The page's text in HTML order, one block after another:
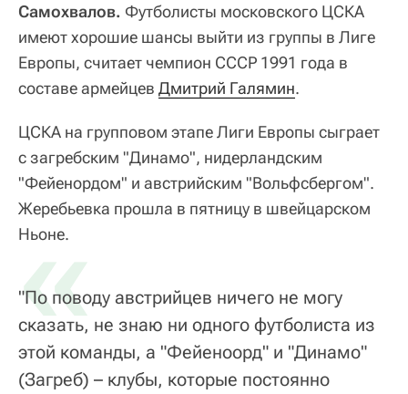
Самохвалов. Футболисты московского ЦСКА
имеют хорошие шансы выйти из группы в Лиге
Европы, считает чемпион СССР 1991 года в
составе армейцев Дмитрий Галямин.
ЦСКА на групповом этапе Лиги Европы сыграет
с загребским "Динамо", нидерландским
"Фейенордом" и австрийским "Вольфсбергом".
Жеребьевка прошла в пятницу в швейцарском
Ньоне.
«
"По поводу австрийцев ничего не могу
сказать, не знаю ни одного футболиста из
этой команды, а "Фейеноорд" и "Динамо"
(Загреб) – клубы, которые постоянно